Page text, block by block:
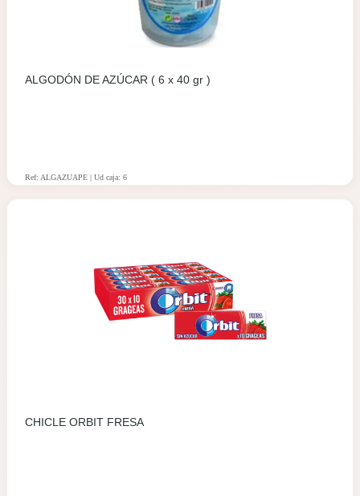
ALGODÓN DE AZÚCAR ( 6 x 40 gr )
Ref: ALGAZUAPE | Ud caja: 6
CHICLE ORBIT FRESA